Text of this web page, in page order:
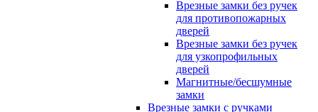
Врезные замки без ручек
для противопожарных
дверей
Врезные замки без ручек
для узкопрофильных
дверей
Магнитные/бесшумные
замки
Врезные замки с ручками